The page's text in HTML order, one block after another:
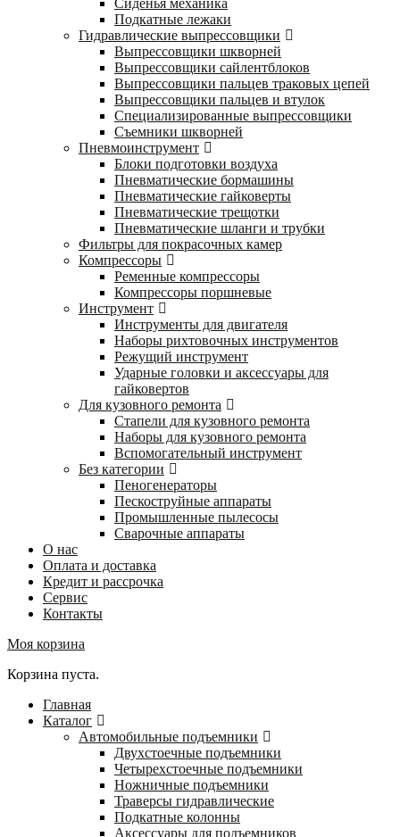
Сиденья механика
Подкатные лежаки
Гидравлические выпрессовщики
Выпрессовщики шкворней
Выпрессовщики сайлентблоков
Выпрессовщики пальцев траковых цепей
Выпрессовщики пальцев и втулок
Специализированные выпрессовщики
Cъемники шкворней
Пневмоинструмент
Блоки подготовки воздуха
Пневматические бормашины
Пневматические гайковерты
Пневматические трещотки
Пневматические шланги и трубки
Фильтры для покрасочных камер
Компрессоры
Ременные компрессоры
Компрессоры поршневые
Инструмент
Инструменты для двигателя
Наборы рихтовочных инструментов
Режущий инструмент
Ударные головки и аксессуары для
гайковертов
Для кузовного ремонта
Стапели для кузовного ремонта
Наборы для кузовного ремонта
Вспомогательный инструмент
Без категории
Пеногенераторы
Пескоструйные аппараты
Промышленные пылесосы
Сварочные аппараты
О нас
Оплата и доставка
Кредит и рассрочка
Сервис
Контакты
Моя корзина
Корзина пуста.
Главная
Каталог
Автомобильные подъемники
Двухстоечные подъемники
Четырехстоечные подъемники
Ножничные подъемники
Траверсы гидравлические
Подкатные колонны
Аксессуары для подъемников